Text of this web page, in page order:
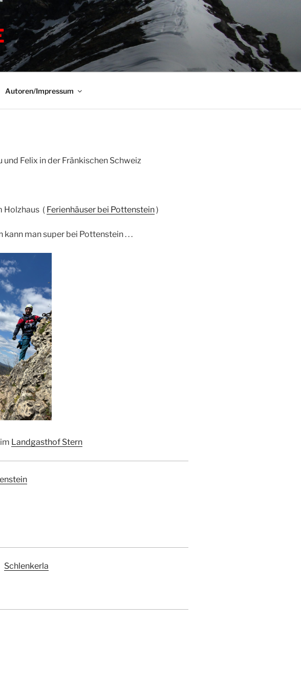
Autoren/Impressum
und Felix in der Fränkischen Schweiz
Holzhaus ( Ferienhäuser bei Pottenstein)
man super bei Pottenstein . . .
Landgasthof Stern
Schlenkerla